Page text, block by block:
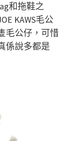
和拖鞋之
KAWS毛公
毛公仔，可惜
係說多都是